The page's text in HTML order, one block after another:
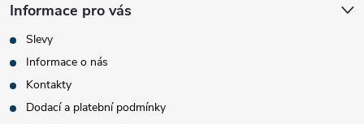
Informace pro vás
Slevy
Informace o nás
Kontakty
Dodací a platební podmínky